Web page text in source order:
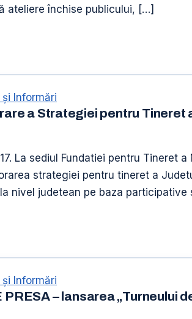
ateliere închise publicului, […]
Informări
a Strategiei pentru Tineret
La sediul Fundatiei pentru Tineret
strategiei pentru tineret a
nivel judetean pe baza
Informări
– lansarea „Turneului